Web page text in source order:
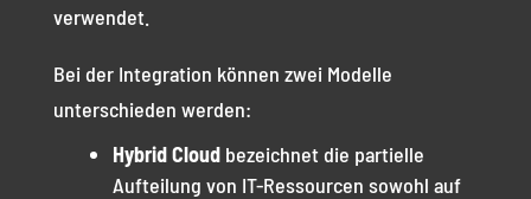
verwendet.
Bei der Integration können zwei Modelle
unterschieden werden:
Hybrid Cloudbezeichnet die partielle
Aufteilung von IT-Ressourcen sowohl auf